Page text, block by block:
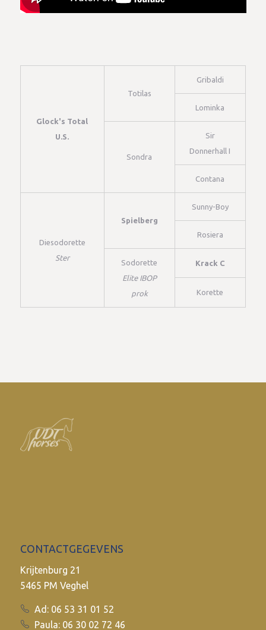
Glock's Total
U.S.
Totilas
Gribaldi
Lominka
Sondra
Sir
Donnerhall I
Contana
Diesodorette
Ster
Spielberg
Sunny-Boy
Rosiera
Sodorette
Elite IBOP
prok
Krack C
Korette
CONTACTGEGEVENS
Krijtenburg 21
5465 PM Veghel
Ad: 06 53 31 01 52
Paula: 06 30 02 72 46